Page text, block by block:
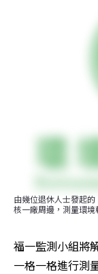
由幾位退休人士發起
核一廠周邊，測量環境
福一監測小組將
一格一格進行測